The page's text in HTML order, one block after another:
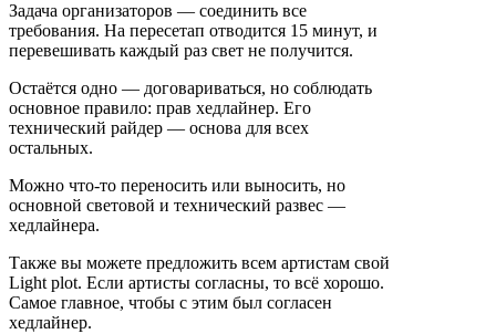
Задача организаторов — соединить все
требования. На пересетап отводится 15 минут, и
перевешивать каждый раз свет не получится.
Остаётся одно — договариваться, но соблюдать
основное правило: прав хедлайнер. Его
технический райдер — основа для всех
остальных.
Можно что-то переносить или выносить, но
основной световой и технический развес —
хедлайнера.
Также вы можете предложить всем артистам свой
Light plot. Если артисты согласны, то всё хорошо.
Самое главное, чтобы с этим был согласен
хедлайнер.